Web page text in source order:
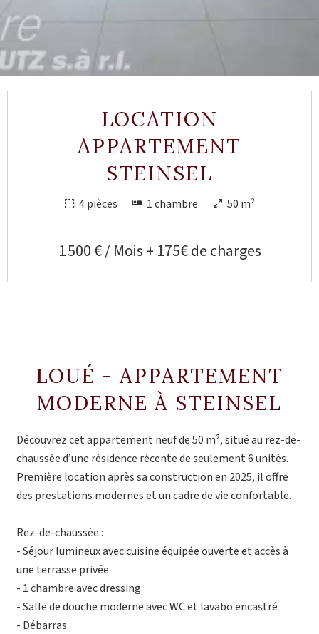
LOCATION
APPARTEMENT
STEINSEL
4 pièces 1 chambre 50 m²
1 500 € / Mois + 175€ de charges
LOUÉ - APPARTEMENT
MODERNE À STEINSEL
Découvrez cet appartement neuf de 50 m², situé au rez-de-
chaussée d’une résidence récente de seulement 6 unités.
Première location après sa construction en 2025, il offre
des prestations modernes et un cadre de vie confortable.
Rez-de-chaussée :
- Séjour lumineux avec cuisine équipée ouverte et accès à
une terrasse privée
- 1 chambre avec dressing
- Salle de douche moderne avec WC et lavabo encastré
- Débarras